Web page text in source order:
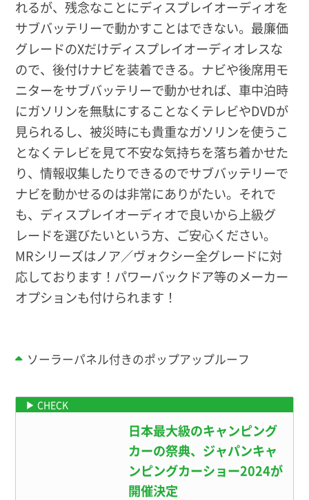
れるが、残念なことにディスプレイオーディオを
サブバッテリーで動かすことはできない。最廉価
グレードのXだけディスプレイオーディオレスな
ので、後付けナビを装着できる。ナビや後席用モ
ニターをサブバッテリーで動かせれば、車中泊時
にガソリンを無駄にすることなくテレビやDVDが
見られるし、被災時にも貴重なガソリンを使うこ
となくテレビを見て不安な気持ちを落ち着かせた
り、情報収集したりできるのでサブバッテリーで
ナビを動かせるのは非常にありがたい。それで
も、ディスプレイオーディオで良いから上級グ
レードを選びたいという方、ご安心ください。
MRシリーズはノア／ヴォクシー全グレードに対
応しております！パワーバックドア等のメーカー
オプションも付けられます！
ソーラーパネル付きのポップアップルーフ
日本最大級のキャンピング
カーの祭典、ジャパンキャ
ンピングカーショー2024が
開催決定